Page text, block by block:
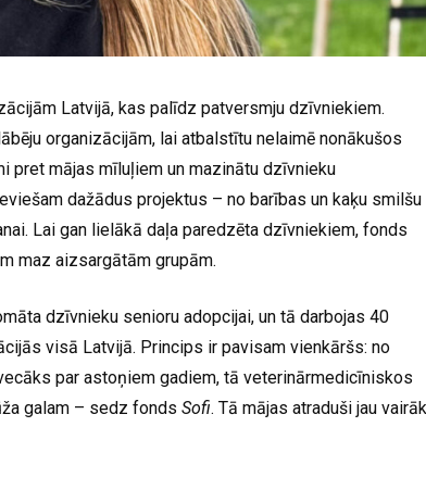
Latvijā, kas palīdz patversmju dzīvniekiem.
organizācijām, lai atbalstītu nelaimē nonākušos
pret mājas mīluļiem un mazinātu dzīvnieku
dažādus projektus – no barības un kaķu smilšu
Lai gan lielākā daļa paredzēta dzīvniekiem, fonds
maz aizsargātām grupām.
dzīvnieku senioru adopcijai, un tā darbojas 40
visā Latvijā. Princips ir pavisam vienkāršs: no
par astoņiem gadiem, tā veterinārmedicīniskos
galam – sedz fonds Sofi. Tā mājas atraduši jau vairāk